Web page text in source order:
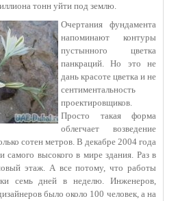
тонн уйти под землю.
Очертания фундамента
напоминают контуры
пустынного цветка
панкраций. Но это не
дань красоте цветка и не
сентиментальность
проектировщиков.
Просто такая форма
облегчает возведение
сотен метров. В декабре 2004 года
самого высокого в мире здания. Раз в
этаж. А все потому, что работы
семь дней в неделю. Инженеров,
было около 100 человек, а на